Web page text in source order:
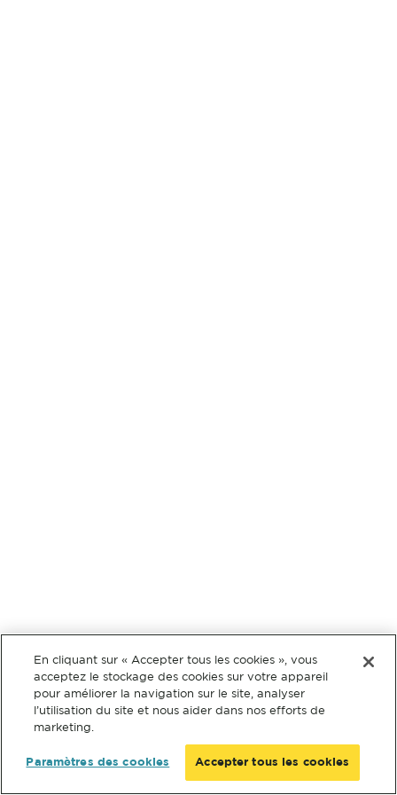
En cliquant sur « Accepter tous les cookies », vous
acceptez le stockage des cookies sur votre appareil
pour améliorer la navigation sur le site, analyser
l’utilisation du site et nous aider dans nos efforts de
marketing.
Paramètres des cookies Accepter tous les cookies